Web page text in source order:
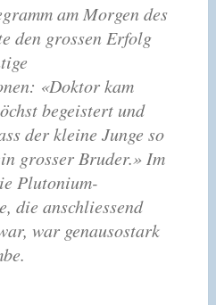
am Morgen des
den grossen Erfolg
«Doktor kam
begeistert und
der kleine Junge so
grosser Bruder.» Im
Plutonium-
die anschliessend
war genausostark